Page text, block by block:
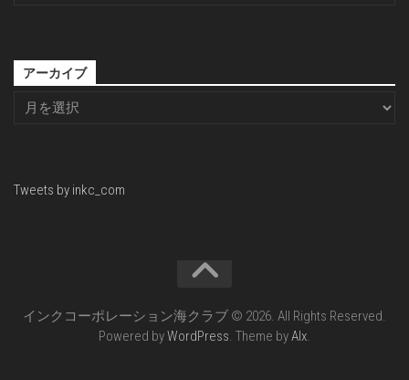
アーカイブ
Tweets by inkc_com
インクコーポレーション海クラブ © 2026. All Rights Reserved.
Powered byWordPress. Theme byAlx.